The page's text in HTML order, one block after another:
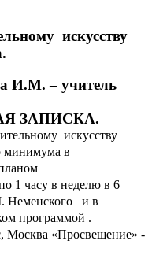
искусству
И.М. – учитель
ЗАПИСКА.
искусству
минимума в
1 часу в неделю в 6
Неменского и в
программой .
Москва «Просвещение» -